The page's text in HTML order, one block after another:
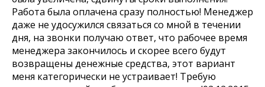
Работа была оплачена сразу полностью! Менеджер
даже не удосужился связаться со мной в течении
дня, на звонки получаю ответ, что рабочее время
менеджера закончилось и скорее всего будут
возвращены денежные средства, этот вариант
меня категорически не устраивает! Требую